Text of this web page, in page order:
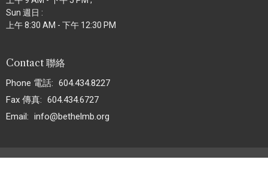
Sun 週日 :
上午 8:30 AM - 下午 12:30 PM
Contact 聯絡
Phone 電話: 604.434.8227
Fax 傳真: 604.434.6727
Email: info@bethelmb.org